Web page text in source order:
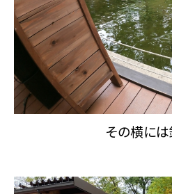
その横に